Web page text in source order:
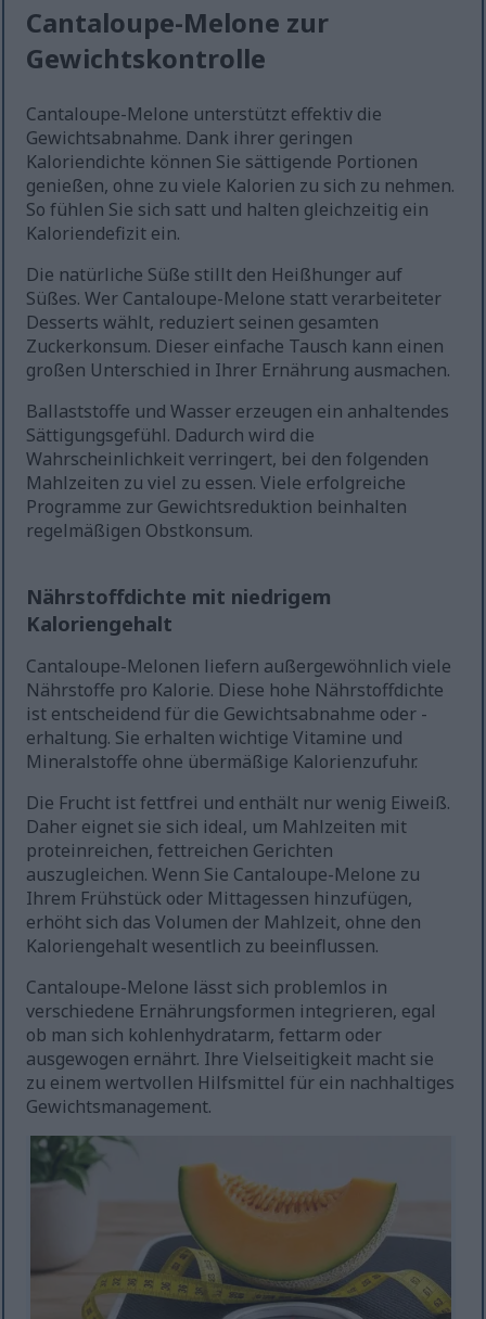
Cantaloupe-Melone zur
Gewichtskontrolle
Cantaloupe-Melone unterstützt effektiv die
Gewichtsabnahme. Dank ihrer geringen
Kaloriendichte können Sie sättigende Portionen
genießen, ohne zu viele Kalorien zu sich zu nehmen.
So fühlen Sie sich satt und halten gleichzeitig ein
Kaloriendefizit ein.
Die natürliche Süße stillt den Heißhunger auf
Süßes. Wer Cantaloupe-Melone statt verarbeiteter
Desserts wählt, reduziert seinen gesamten
Zuckerkonsum. Dieser einfache Tausch kann einen
großen Unterschied in Ihrer Ernährung ausmachen.
Ballaststoffe und Wasser erzeugen ein anhaltendes
Sättigungsgefühl. Dadurch wird die
Wahrscheinlichkeit verringert, bei den folgenden
Mahlzeiten zu viel zu essen. Viele erfolgreiche
Programme zur Gewichtsreduktion beinhalten
regelmäßigen Obstkonsum.
Nährstoffdichte mit niedrigem
Kaloriengehalt
Cantaloupe-Melonen liefern außergewöhnlich viele
Nährstoffe pro Kalorie. Diese hohe Nährstoffdichte
ist entscheidend für die Gewichtsabnahme oder -
erhaltung. Sie erhalten wichtige Vitamine und
Mineralstoffe ohne übermäßige Kalorienzufuhr.
Die Frucht ist fettfrei und enthält nur wenig Eiweiß.
Daher eignet sie sich ideal, um Mahlzeiten mit
proteinreichen, fettreichen Gerichten
auszugleichen. Wenn Sie Cantaloupe-Melone zu
Ihrem Frühstück oder Mittagessen hinzufügen,
erhöht sich das Volumen der Mahlzeit, ohne den
Kaloriengehalt wesentlich zu beeinflussen.
Cantaloupe-Melone lässt sich problemlos in
verschiedene Ernährungsformen integrieren, egal
ob man sich kohlenhydratarm, fettarm oder
ausgewogen ernährt. Ihre Vielseitigkeit macht sie
zu einem wertvollen Hilfsmittel für ein nachhaltiges
Gewichtsmanagement.